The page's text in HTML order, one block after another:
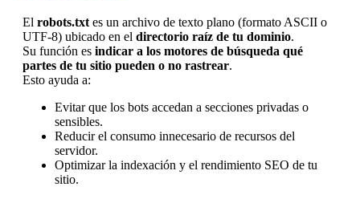
El robots.txt es un archivo de texto plano (formato ASCII o
UTF-8) ubicado en el directorio raíz de tu dominio.
Su función es indicar a los motores de búsqueda qué
partes de tu sitio pueden o no rastrear.
Esto ayuda a:
Evitar que los bots accedan a secciones privadas o
sensibles.
Reducir el consumo innecesario de recursos del
servidor.
Optimizar la indexación y el rendimiento SEO de tu
sitio.